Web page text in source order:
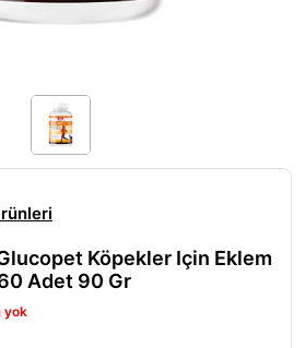
Köpekler Için Eklem
Adet 90 Gr
yok